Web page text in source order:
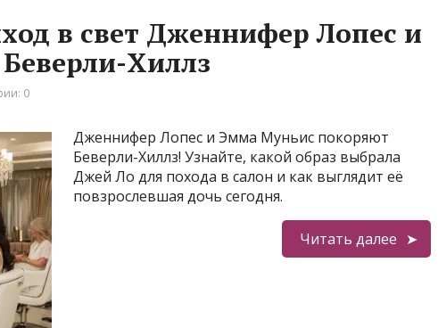
в свет Дженнифер Лопес и
Хиллз
0
Дженнифер Лопес и Эмма Муньис покоряют
Беверли-Хиллз! Узнайте, какой образ выбрала
Джей Ло для похода в салон и как выглядит её
повзрослевшая дочь сегодня.
Читать далее